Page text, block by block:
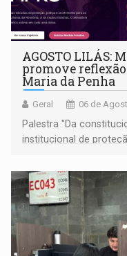
AGOSTO LILÁS:
promove
Maria da Penha
Geral 06 de
Palestra "Da
institucional de
Goiás